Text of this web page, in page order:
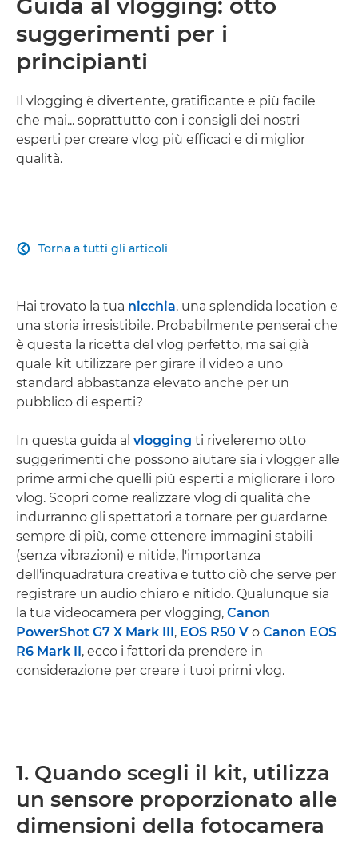
Guida al vlogging: otto
suggerimenti per i
principianti
Il vlogging è divertente, gratificante e più facile
che mai... soprattutto con i consigli dei nostri
esperti per creare vlog più efficaci e di miglior
qualità.
Torna a tutti gli articoli

Hai trovato la tua nicchia, una splendida location e
una storia irresistibile. Probabilmente penserai che
è questa la ricetta del vlog perfetto, ma sai già
quale kit utilizzare per girare il video a uno
standard abbastanza elevato anche per un
pubblico di esperti?
In questa guida al vlogging ti riveleremo otto
suggerimenti che possono aiutare sia i vlogger alle
prime armi che quelli più esperti a migliorare i loro
vlog. Scopri come realizzare vlog di qualità che
indurranno gli spettatori a tornare per guardarne
sempre di più, come ottenere immagini stabili
(senza vibrazioni) e nitide, l'importanza
dell'inquadratura creativa e tutto ciò che serve per
registrare un audio chiaro e nitido. Qualunque sia
la tua videocamera per vlogging, Canon
PowerShot G7 X Mark III, EOS R50 V o Canon EOS
R6 Mark II, ecco i fattori da prendere in
considerazione per creare i tuoi primi vlog.
1. Quando scegli il kit, utilizza
un sensore proporzionato alle
dimensioni della fotocamera